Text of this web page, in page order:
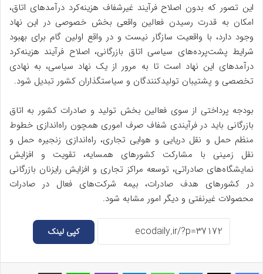
این تصور که بدون اصلاح فرآیند غیرشفاف هزینه‌کرد درآمدهای اتاق،
امکان به قدرت رسیدن فعالین واقعی بخش خصوصی در این نهاد
وجود دارد، با واقعیت سازگار نیست و در واقع اولین گام برای بهبود
شرایط پشت‌پرده‌های سیاسی اتاق بازرگانی، اصلاح فرآیند هزینه‌کرد
درآمدهای این نهاد است تا به مرور از یک نهاد سیاسی، به نهادی
تخصصی و پشتیبان تولیدکنندگان و سیاستگذاران کشور تبدیل شود.
بودجه پرداختی از سوی فعالین بخش تولید و صادرات کشور به اتاق
بازرگانی باید در فرآیندی شفاف صرف اموری همچون راه‌اندازی خطوط
منظم حمل و نقل دریایی و هوایی تجاری، راه‌اندازی زنجیره حمل و
نقل زمینی با مشارکت کشورهای همسایه، تقویت و افزایش
نمایشگاه‌های صادراتی، توسعه مراکز تجاری و افزایش رایزنان بازرگانی
در کشورهای هدف صادرات، بیمه شرکت‌های فعال در صادرات
محصولات غیرنفتی و دیگر امور مشابه شود.
کپی لینک